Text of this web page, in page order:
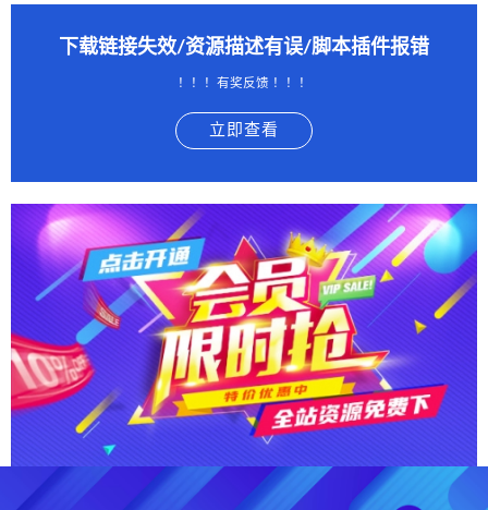
下载链接失效/资源描述有误/脚本插件报错
！！！有奖反馈 ！！！
立即查看